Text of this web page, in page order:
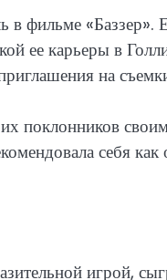
«Баззер».
ее карьеры в
на
поклонников
себя
игрой,